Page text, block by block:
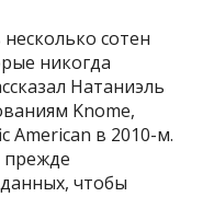
несколько сотен
никогда
Натаниэль
Knome,
American в 2010-м.
чтобы